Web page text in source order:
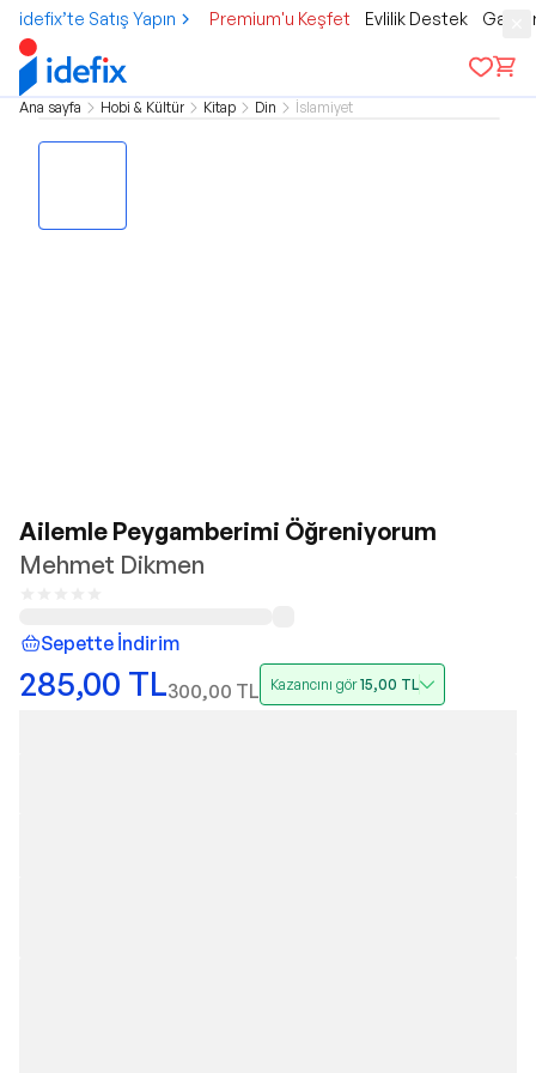
idefix’te Satış Yapın Premium'u Keşfet Evlilik Destek
Ana sayfa Hobi & Kültür Kitap Din İslamiyet
Ailemle Peygamberimi Öğreniyorum
Mehmet Dikmen
Sepette İndirim
285,00 TL300,00 TL Kazancını gör15,00 TL